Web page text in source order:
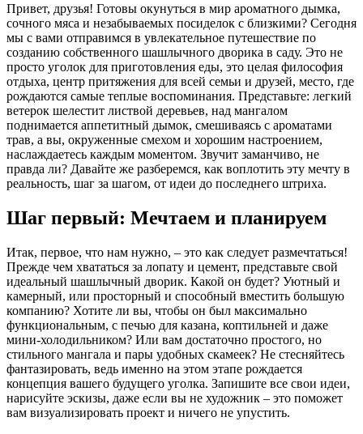
Привет, друзья! Готовы окунуться в мир ароматного дымка,
сочного мяса и незабываемых посиделок с близкими? Сегодня
мы с вами отправимся в увлекательное путешествие по
созданию собственного шашлычного дворика в саду. Это не
просто уголок для приготовления еды, это целая философия
отдыха, центр притяжения для всей семьи и друзей, место, где
рождаются самые теплые воспоминания. Представьте: легкий
ветерок шелестит листвой деревьев, над мангалом
поднимается аппетитный дымок, смешиваясь с ароматами
трав, а вы, окруженные смехом и хорошим настроением,
наслаждаетесь каждым моментом. Звучит заманчиво, не
правда ли? Давайте же разберемся, как воплотить эту мечту в
реальность, шаг за шагом, от идеи до последнего штриха.
Шаг первый: Мечтаем и планируем
Итак, первое, что нам нужно, – это как следует размечтаться!
Прежде чем хвататься за лопату и цемент, представьте свой
идеальный шашлычный дворик. Какой он будет? Уютный и
камерный, или просторный и способный вместить большую
компанию? Хотите ли вы, чтобы он был максимально
функциональным, с печью для казана, коптильней и даже
мини-холодильником? Или вам достаточно простого, но
стильного мангала и пары удобных скамеек? Не стесняйтесь
фантазировать, ведь именно на этом этапе рождается
концепция вашего будущего уголка. Запишите все свои идеи,
нарисуйте эскизы, даже если вы не художник – это поможет
вам визуализировать проект и ничего не упустить.